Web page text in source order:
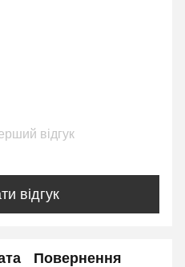
відгук
відгук
Повернення